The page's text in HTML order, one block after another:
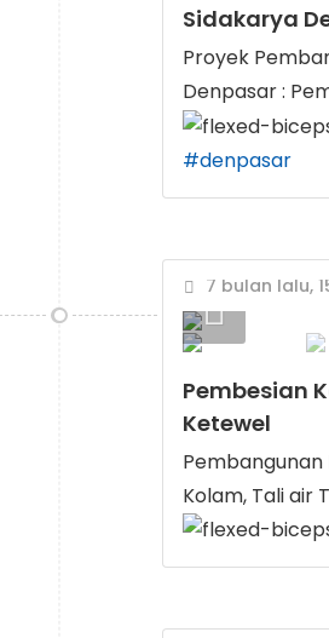
Sidakarya
Proyek
Denpasar :
#denpasar
7 bulan lalu,
Pembesian
Ketewel
Pembangunan
Kolam, Tali air